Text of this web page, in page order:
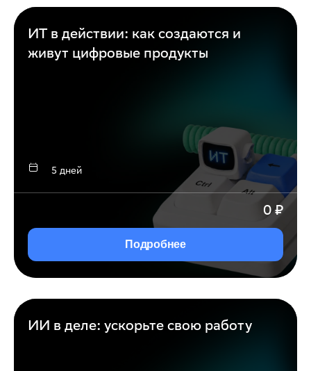
ИТ в действии: как создаются и
живут цифровые продукты
5 дней
0 ₽
Подробнее
ИИ в деле: ускорьте свою работу